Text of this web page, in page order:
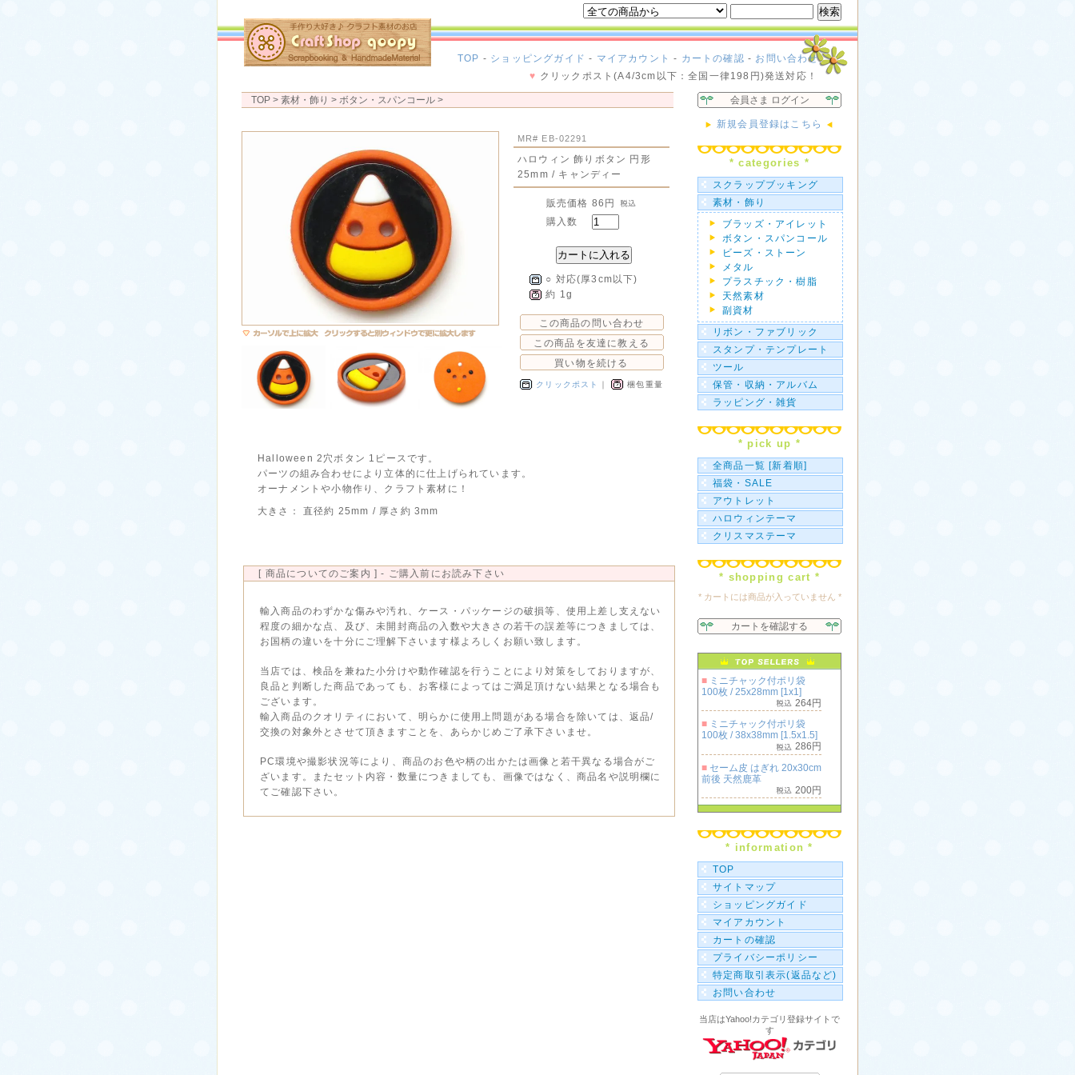
TOP - ショッピングガイド - マイアカウント - カートの確認 - お問い合わせ
♥ クリックポスト(A4/3cm以下：全国一律198円)発送対応！
TOP > 素材・飾り > ボタン・スパンコール >
MR# EB-02291
ハロウィン 飾りボタン 円形
25mm / キャンディー
販売価格 86円
購入数
○ 対応(厚3cm以下)
約 1g
この商品の問い合わせ
この商品を友達に教える
買い物を続ける
クリックポスト ｜ 梱包重量
Halloween 2穴ボタン 1ピースです。
パーツの組み合わせにより立体的に仕上げられています。
オーナメントや小物作り、クラフト素材に！
大きさ： 直径約 25mm / 厚さ約 3mm
[ 商品についてのご案内 ] - ご購入前にお読み下さい
輸入商品のわずかな傷みや汚れ、ケース・パッケージの破損等、使用上差し支えない
程度の細かな点、及び、未開封商品の入数や大きさの若干の誤差等につきましては、
お国柄の違いを十分にご理解下さいます様よろしくお願い致します。
当店では、検品を兼ねた小分けや動作確認を行うことにより対策をしておりますが、
良品と判断した商品であっても、お客様によってはご満足頂けない結果となる場合も
ございます。
輸入商品のクオリティにおいて、明らかに使用上問題がある場合を除いては、返品/
交換の対象外とさせて頂きますことを、あらかじめご了承下さいませ。
PC環境や撮影状況等により、商品のお色や柄の出かたは画像と若干異なる場合がご
ざいます。またセット内容・数量につきましても、画像ではなく、商品名や説明欄に
てご確認下さい。
会員さま ログイン
新規会員登録はこちら
* categories *
スクラップブッキング
素材・飾り
ブラッズ・アイレット
ボタン・スパンコール
ビーズ・ストーン
メタル
プラスチック・樹脂
天然素材
副資材
リボン・ファブリック
スタンプ・テンプレート
ツール
保管・収納・アルバム
ラッピング・雑貨
* pick up *
全商品一覧 [新着順]
福袋・SALE
アウトレット
ハロウィンテーマ
クリスマステーマ
* shopping cart *
* カートには商品が入っていません *
カートを確認する
■ ミニチャック付ポリ袋
100枚 / 25x28mm [1x1]
264円
■ ミニチャック付ポリ袋
100枚 / 38x38mm [1.5x1.5]
286円
■ セーム皮 はぎれ 20x30cm
前後 天然鹿革
200円
■ミニチャック付ポリ袋
396円
横長 ミニチャック付ポリ
袋 100枚 / 50x25mm [2x1]
286円
* information *
TOP
サイトマップ
ショッピングガイド
マイアカウント
カートの確認
プライバシーポリシー
特定商取引表示(返品など)
お問い合わせ
当店はYahoo!カテゴリ登録サイトで
す